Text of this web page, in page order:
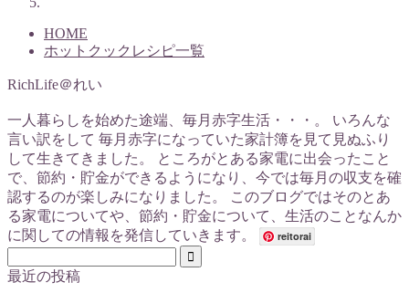
HOME
ホットクックレシピ一覧
RichLife＠れい
一人暮らしを始めた途端、毎月赤字生活・・・。 いろんな
言い訳をして 毎月赤字になっていた家計簿を見て見ぬふり
して生きてきました。 ところがとある家電に出会ったこと
で、節約・貯金ができるようになり、今では毎月の収支を確
認するのが楽しみになりました。 このブログではそのとあ
る家電についてや、節約・貯金について、生活のことなんか
に関しての情報を発信していきます。
reitorai
最近の投稿